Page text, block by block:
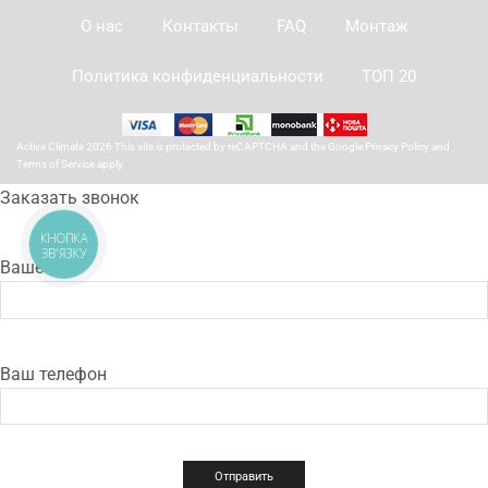
О нас Контакты FAQ Монтаж
Политика конфиденциальности ТОП 20
Active Climate 2026 This site is protected by reCAPTCHA and the Google Privacy Policy and
Terms of Service apply.
Заказать звонок
Ваше имя
Ваш телефон
КНОПКА
ЗВ'ЯЗКУ